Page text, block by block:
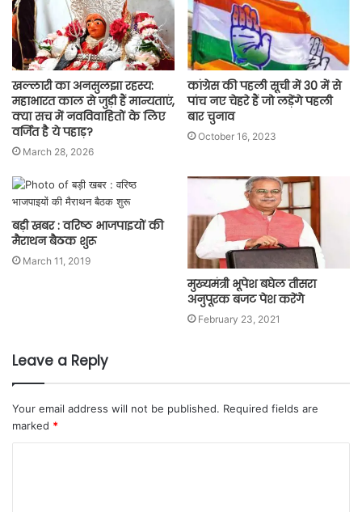
खल्लारी का अनसुलझा रहस्य:
महाभारत काल से जुड़ी हैं मान्यताएं,
क्या सच में नवविवाहितों के लिए
वर्जित है ये पहाड़?
March 28, 2026
कांग्रेस की पहली सूची में 30 में से
पांच नए चेहरे हैं जो लड़ेंगे पहली
बार चुनाव
October 16, 2023
बड़ी खबर : वरिष्ठ भाजपाइयों की
मैराथन बैठक शुरू
March 11, 2019
मुख्यमंत्री भूपेश बघेल तीसरा
अनुपूरक बजट पेश करेंगेे
February 23, 2021
Leave a Reply
Your email address will not be published. Required fields are
marked *